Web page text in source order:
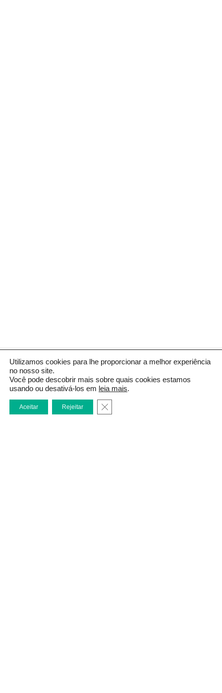
CONTATO
(62) 3101-1140
psantana@psantana.adv.br
Utilizamos cookies para lhe proporcionar a melhor experiência
no nosso site.
Você pode descobrir mais sobre quais cookies estamos
usando ou desativá-los em leia mais.
Aceitar Rejeitar Close GDPR Cookie Banner